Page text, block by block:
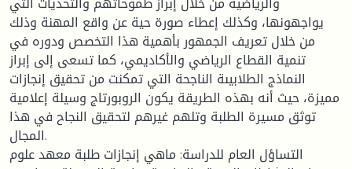
يواجهونها، وكذلك إعطاء صورة حية عن واقع المهنة وذلك
من خلال تعريف الجمهور بأهمية هذا التخصص ودوره في
تنمية القطاع الرياضي والأكاديمي، كما تسعى إلى إبراز
النماذج الطلابيىة الناجحة التي تمكنت من تحقيق إنجازات
مميزة، حيث أنه بهذه الطريقة يكون الروبورتاج وسيلة إعلامية
توثق مسيرة الطلبة وتلهم غيرهم لتحقيق النجاح في هذا
المجال.
التساؤل العام للدراسة: ماهي إنجازات طلبة معهد علوم